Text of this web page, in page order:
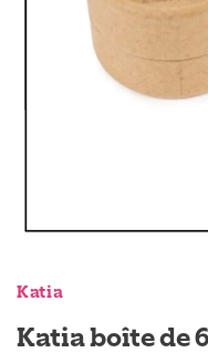
Katia
Katia boîte de